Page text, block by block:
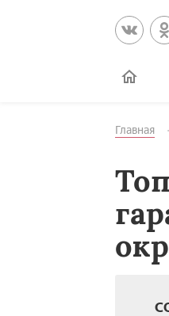
Главная